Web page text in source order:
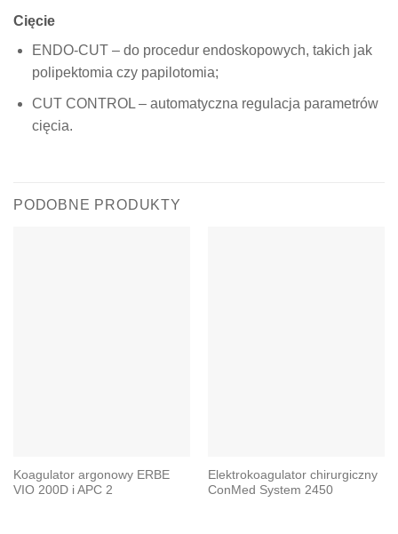
Cięcie
ENDO-CUT – do procedur endoskopowych, takich jak
polipektomia czy papilotomia;
CUT CONTROL – automatyczna regulacja parametrów
cięcia.
PODOBNE PRODUKTY
Koagulator argonowy ERBE
VIO 200D i APC 2
Elektrokoagulator chirurgiczny
ConMed System 2450